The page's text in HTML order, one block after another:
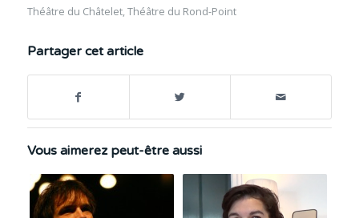
Théâtre du Châtelet,Théâtre du Rond-Point
Partager cet article
Vous aimerez peut-être aussi